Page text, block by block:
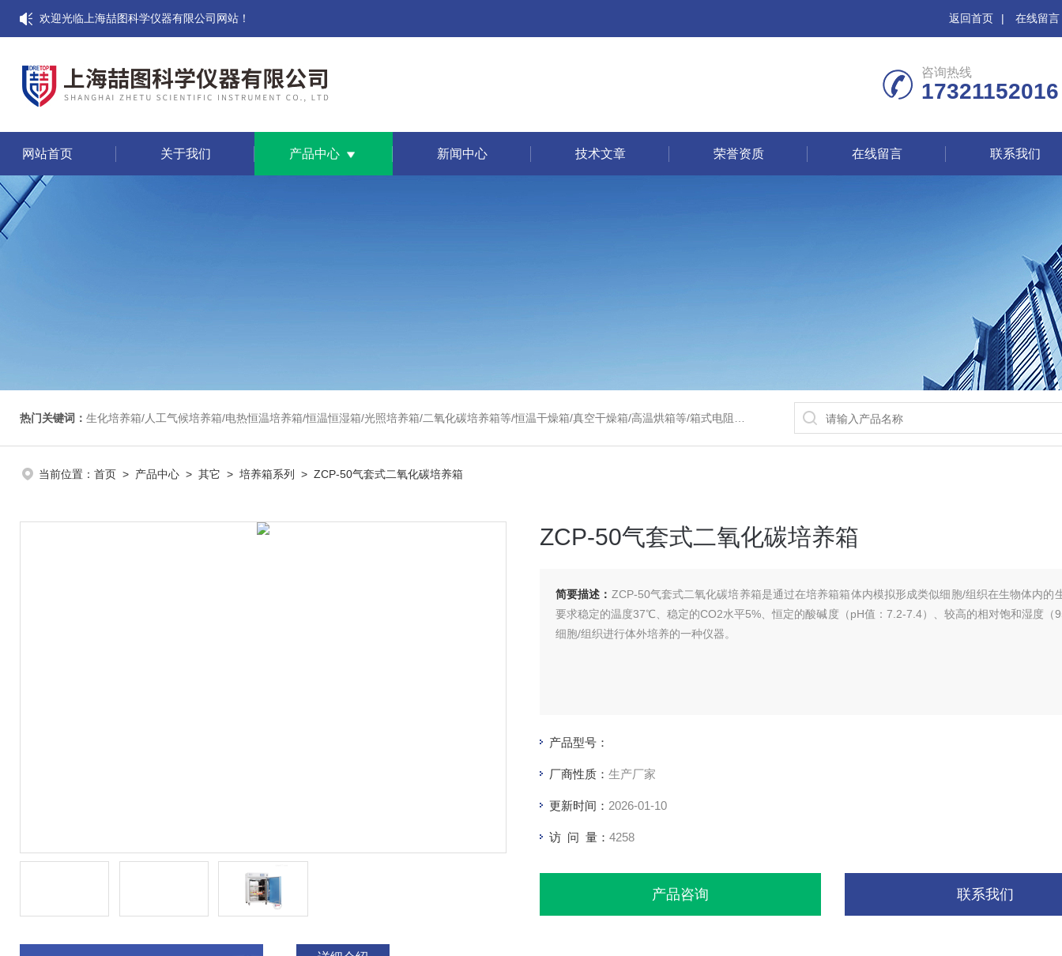
欢迎光临上海喆图科学仪器有限公司网站！ 返回首页 | 在线留言
咨询热线
17321152016
网站首页 关于我们 产品中心 新闻中心 技术文章 荣誉资质 在线留言 联系我们
热门关键词： 生化培养箱/人工气候培养箱/电热恒温培养箱/恒温恒湿箱/光照培养箱/二氧化碳培养箱等/恒温干燥箱/真空干燥箱/高温烘箱等/箱式电阻炉/陶瓷纤维马弗炉/高温马弗炉/管式炉/气氛炉/试验箱/摇床/振荡器/水槽/水浴锅等
当前位置： 首页 > 产品中心 > 其它 > 培养箱系列 > ZCP-50气套式二氧化碳培养箱
ZCP-50气套式二氧化碳培养箱
简要描述： ZCP-50气套式二氧化碳培养箱是通过在培养箱箱体内模拟形成类似细胞/组织在生物体内的
要求稳定的温度37℃、稳定的CO2水平5%、恒定的酸碱度（pH值：7.2-7.4）、较高的相对饱和湿度（
细胞/组织进行体外培养的一种仪器。
产品型号：
厂商性质： 生产厂家
更新时间： 2026-01-10
访 问 量： 4258
产品咨询 联系我们